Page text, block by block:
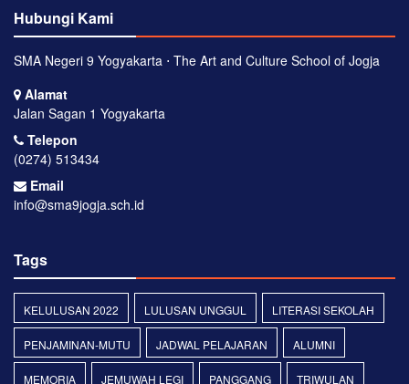
Hubungi Kami
SMA Negeri 9 Yogyakarta ⋅ The Art and Culture School of Jogja
Alamat
Jalan Sagan 1 Yogyakarta
Telepon
(0274) 513434
Email
info@sma9jogja.sch.id
Tags
KELULUSAN 2022 LULUSAN UNGGUL LITERASI SEKOLAH
PENJAMINAN-MUTU JADWAL PELAJARAN ALUMNI
MEMORIA JEMUWAH LEGI PANGGANG TRIWULAN